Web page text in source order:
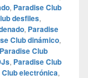
, Paradise Club
desfiles,
, Paradise
Club dinámico,
Paradise Club
, Paradise Club
Club electrónica,